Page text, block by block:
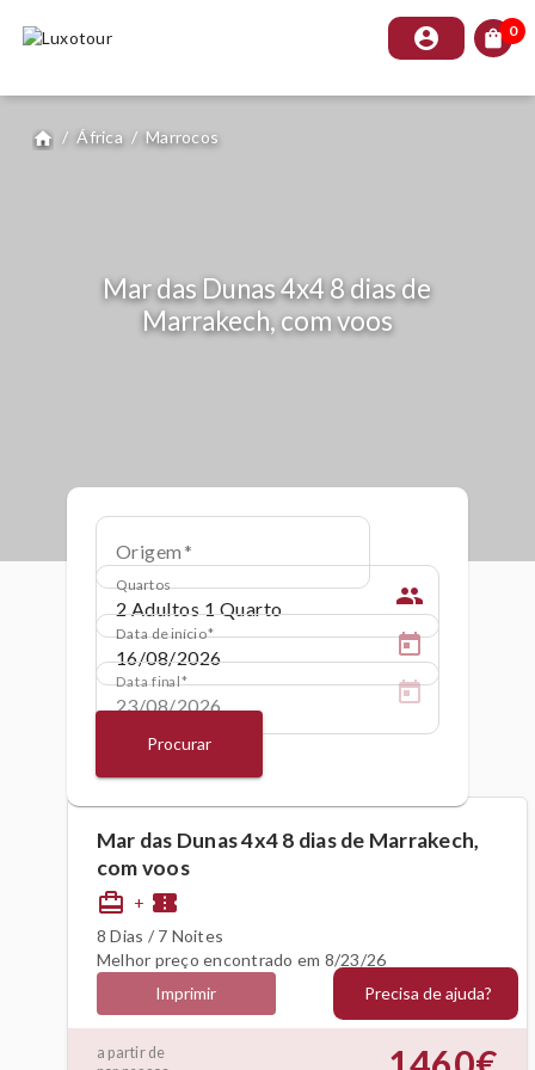
account_circle shopping_bag 0
home / África / Marrocos
Mar das Dunas 4x4 8 dias de
Marrakech, com voos
Origem
Quartos people
Data de início
Data final
Procurar
Mar das Dunas 4x4 8 dias de Marrakech,
com voos
card_travel + confirmation_number
8 Dias / 7 Noites
Melhor preço encontrado em 8/23/26
Imprimir
a partir de
Precisa de ajuda?